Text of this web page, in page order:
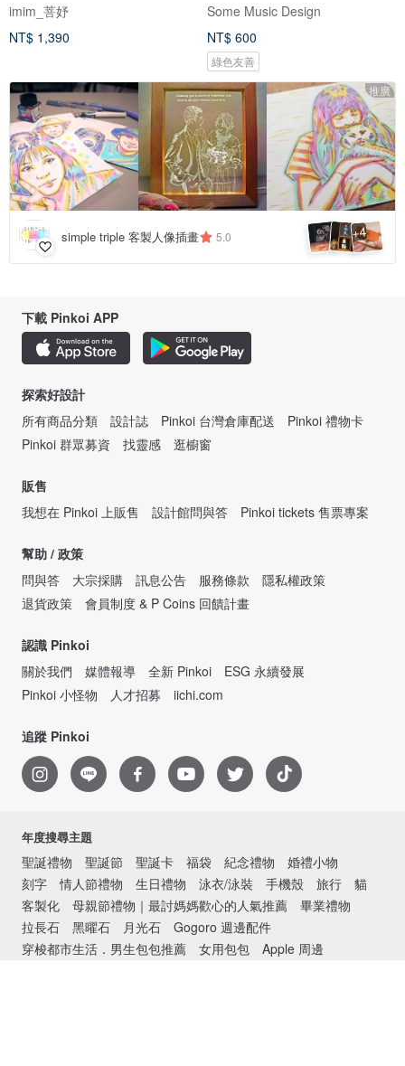
imim_菩妤
NT$ 1,390
Some Music Design
NT$ 600
綠色友善
推廣
simple triple 客製人像插畫 5.0 +4
下載 Pinkoi APP
探索好設計
所有商品分類
設計誌 Pinkoi 台灣倉庫配送
Pinkoi 禮物卡
Pinkoi 群眾募資
找靈感 逛櫥窗
販售
我想在 Pinkoi 上販售
設計館問與答 Pinkoi tickets 售票專案
幫助 / 政策
問與答
大宗採購 訊息公告 服務條款
隱私權政策
退貨政策
會員制度 & P Coins 回饋計畫
認識 Pinkoi
關於我們
媒體報導 全新 Pinkoi
ESG 永續發展
Pinkoi 小怪物
人才招募 iichi.com
追蹤 Pinkoi
年度搜尋主題
聖誕禮物 聖誕節 聖誕卡 福袋 紀念禮物
婚禮小物
刻字
情人節禮物 生日禮物 泳衣/泳裝 手機殼 旅行
貓
客製化
母親節禮物｜最討媽媽歡心的人氣推薦
畢業禮物
拉長石
黑曜石 月光石
Gogoro 週邊配件
穿梭都市生活．男生包包推薦
女用包包
Apple 周邊